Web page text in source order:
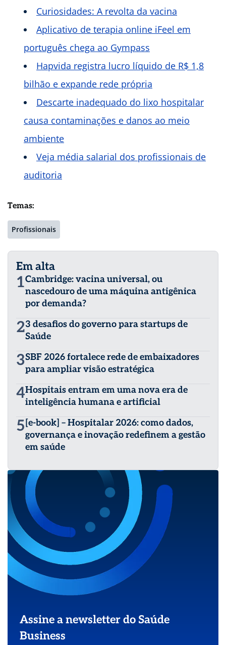
Curiosidades: A revolta da vacina
Aplicativo de terapia online iFeel em
português chega ao Gympass
Hapvida registra lucro líquido de R$ 1,8
bilhão e expande rede própria
Descarte inadequado do lixo hospitalar
causa contaminações e danos ao meio
ambiente
Veja média salarial dos profissionais de
auditoria
Temas:
Profissionais
Em alta
1Cambridge: vacina universal, ou
nascedouro de uma máquina antigênica
por demanda?
23 desafios do governo para startups de
Saúde
3SBF 2026 fortalece rede de embaixadores
para ampliar visão estratégica
4Hospitais entram em uma nova era de
inteligência humana e artificial
5 [e-book] – Hospitalar 2026: como dados,
governança e inovação redefinem a gestão
em saúde
Assine a newsletter do Saúde
Business